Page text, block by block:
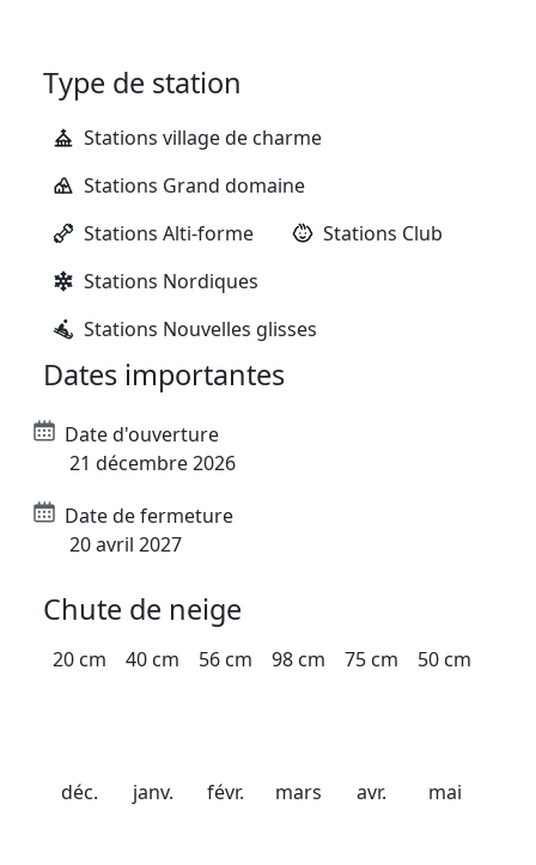
Type de station
Stations village de charme
Stations Grand domaine
Stations Alti-forme
Stations Club
Stations Nordiques
Stations Nouvelles glisses
Dates importantes
Date d'ouverture
21 décembre 2026
Date de fermeture
20 avril 2027
Chute de neige
20 cm
déc.
40 cm
janv.
56 cm
févr.
98 cm
mars
75 cm
avr.
50 cm
mai